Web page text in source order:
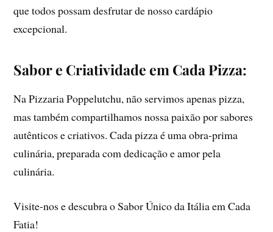
que todos possam desfrutar de nosso cardápio
excepcional.
Sabor e Criatividade em Cada Pizza:
Na Pizzaria Poppelutchu, não servimos apenas pizza,
mas também compartilhamos nossa paixão por sabores
autênticos e criativos. Cada pizza é uma obra-prima
culinária, preparada com dedicação e amor pela
culinária.
Visite-nos e descubra o Sabor Único da Itália em Cada
Fatia!